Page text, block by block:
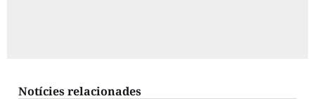
Notícies relacionades